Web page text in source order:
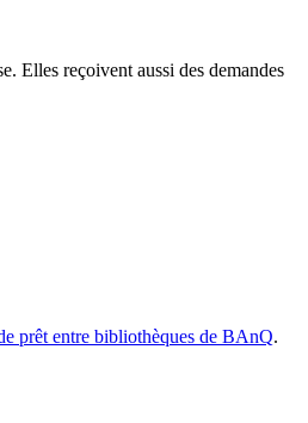
Elles reçoivent aussi des demandes
prêt entre bibliothèques de BAnQ.